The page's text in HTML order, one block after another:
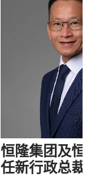
恒隆集团及恒
任新行政总裁